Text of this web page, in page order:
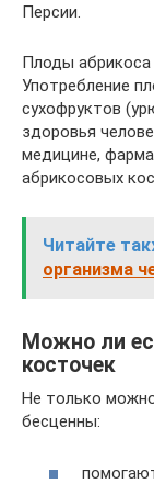
Персии.
Плоды абрикоса
Употребление
сухофруктов
здоровья
медицине,
абрикосовых
Читайте
организма
Можно ли
косточек
Не только
бесценны: